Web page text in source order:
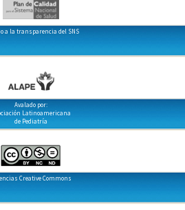
a la transparencia del SNS
Avalado por:
Latinoamericana
de Pediatría
Creative Commons